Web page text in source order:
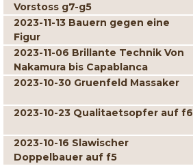
Vorstoss g7-g5
2023-11-13 Bauern gegen eine
Figur
2023-11-06 Brillante Technik Von
Nakamura bis Capablanca
2023-10-30 Gruenfeld Massaker
2023-10-23 Qualitaetsopfer auf f6
2023-10-16 Slawischer
Doppelbauer auf f5